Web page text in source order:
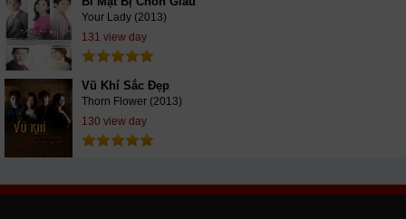
Your Lady (2013)
131 view day
Vũ Khí Sắc Đẹp
Thorn Flower (2013)
130 view day